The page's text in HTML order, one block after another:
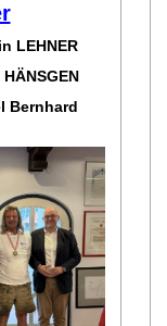
LEHNER
Bernhard